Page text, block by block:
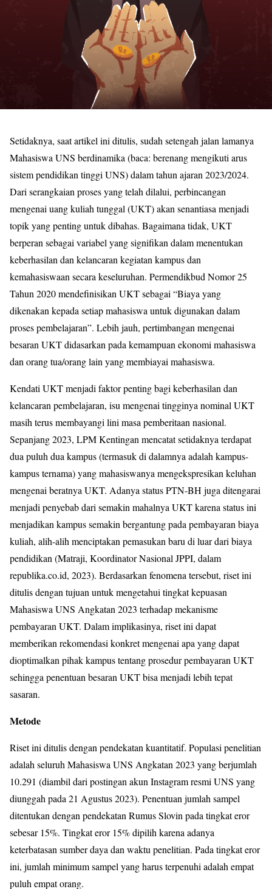
Setidaknya, saat artikel ini ditulis, sudah setengah jalan lamanya
Mahasiswa UNS berdinamika (baca: berenang mengikuti arus
sistem pendidikan tinggi UNS) dalam tahun ajaran 2023/2024.
Dari serangkaian proses yang telah dilalui, perbincangan
mengenai uang kuliah tunggal (UKT) akan senantiasa menjadi
topik yang penting untuk dibahas. Bagaimana tidak, UKT
berperan sebagai variabel yang signifikan dalam menentukan
keberhasilan dan kelancaran kegiatan kampus dan
kemahasiswaan secara keseluruhan. Permendikbud Nomor 25
Tahun 2020 mendefinisikan UKT sebagai “Biaya yang
dikenakan kepada setiap mahasiswa untuk digunakan dalam
proses pembelajaran”. Lebih jauh, pertimbangan mengenai
besaran UKT didasarkan pada kemampuan ekonomi mahasiswa
dan orang tua/orang lain yang membiayai mahasiswa.
Kendati UKT menjadi faktor penting bagi keberhasilan dan
kelancaran pembelajaran, isu mengenai tingginya nominal UKT
masih terus membayangi lini masa pemberitaan nasional.
Sepanjang 2023, LPM Kentingan mencatat setidaknya terdapat
dua puluh dua kampus (termasuk di dalamnya adalah kampus-
kampus ternama) yang mahasiswanya mengekspresikan keluhan
mengenai beratnya UKT. Adanya status PTN-BH juga ditengarai
menjadi penyebab dari semakin mahalnya UKT karena status ini
menjadikan kampus semakin bergantung pada pembayaran biaya
kuliah, alih-alih menciptakan pemasukan baru di luar dari biaya
pendidikan (Matraji, Koordinator Nasional JPPI, dalam
republika.co.id, 2023). Berdasarkan fenomena tersebut, riset ini
ditulis dengan tujuan untuk mengetahui tingkat kepuasan
Mahasiswa UNS Angkatan 2023 terhadap mekanisme
pembayaran UKT. Dalam implikasinya, riset ini dapat
memberikan rekomendasi konkret mengenai apa yang dapat
dioptimalkan pihak kampus tentang prosedur pembayaran UKT
sehingga penentuan besaran UKT bisa menjadi lebih tepat
sasaran.
Metode
Riset ini ditulis dengan pendekatan kuantitatif. Populasi penelitian
adalah seluruh Mahasiswa UNS Angkatan 2023 yang berjumlah
10.291 (diambil dari postingan akun Instagram resmi UNS yang
diunggah pada 21 Agustus 2023). Penentuan jumlah sampel
ditentukan dengan pendekatan Rumus Slovin pada tingkat eror
sebesar 15%. Tingkat eror 15% dipilih karena adanya
keterbatasan sumber daya dan waktu penelitian. Pada tingkat eror
ini, jumlah minimum sampel yang harus terpenuhi adalah empat
puluh empat orang.